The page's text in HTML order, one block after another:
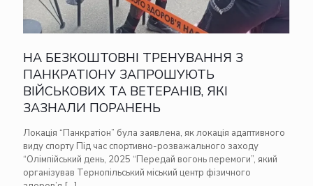
НА БЕЗКОШТОВНІ ТРЕНУВАННЯ З
ПАНКРАТІОНУ ЗАПРОШУЮТЬ
ВІЙСЬКОВИХ ТА ВЕТЕРАНІВ, ЯКІ
ЗАЗНАЛИ ПОРАНЕНЬ
Локація “Панкратіон” була заявлена, як локація адаптивного
виду спорту Під час спортивно-розважального заходу
“Олімпійський день, 2025 “Передай вогонь перемоги”, який
організував Тернопільський міський центр фізичного